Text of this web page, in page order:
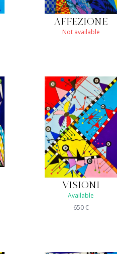
AFFEZIONE
Not available
VISIONI
Available
650€